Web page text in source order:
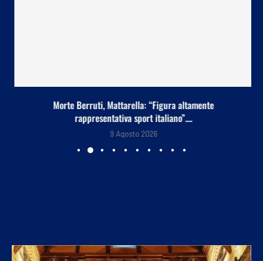
Morte Berruti, Mattarella: “Figura altamente
rappresentativa sport italiano”....
9 Agosto 2026